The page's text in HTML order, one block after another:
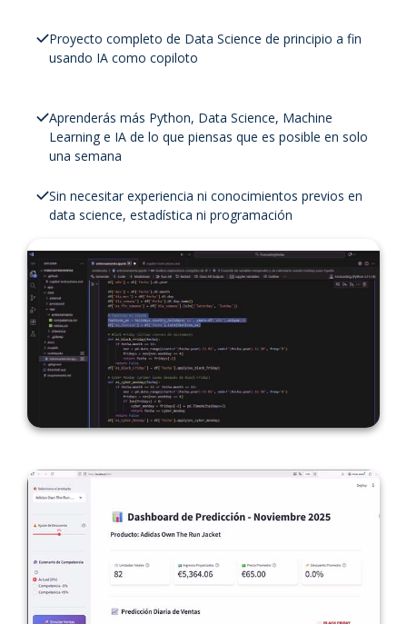
Proyecto completo de Data Science de principio a fin
usando IA como copiloto
Aprenderás más Python, Data Science, Machine
Learning e IA de lo que piensas que es posible en solo
una semana
Sin necesitar experiencia ni conocimientos previos en
data science, estadística ni programación